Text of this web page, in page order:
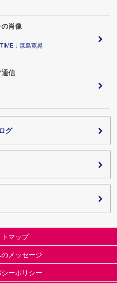
肖像
：森島寛晃
信
グ
マップ
メッセージ
ーポリシー